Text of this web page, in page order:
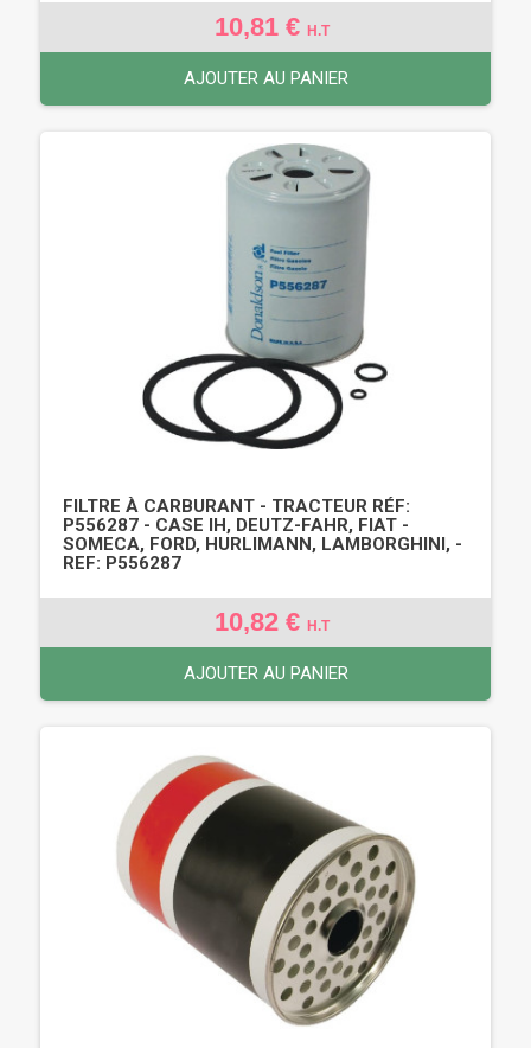
10,81 € H.T
AJOUTER AU PANIER
FILTRE À CARBURANT - TRACTEUR RÉF:
P556287 - CASE IH, DEUTZ-FAHR, FIAT -
SOMECA, FORD, HURLIMANN, LAMBORGHINI, -
REF: P556287
10,82 € H.T
AJOUTER AU PANIER